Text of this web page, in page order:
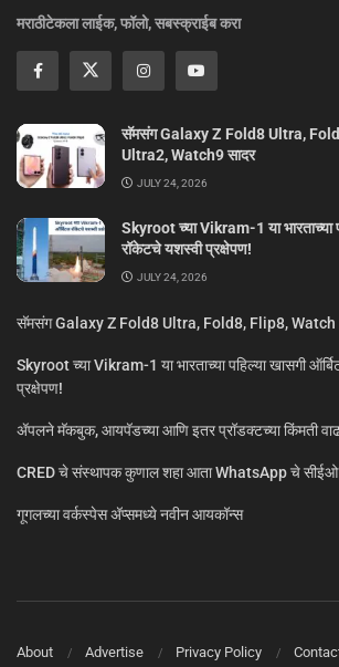
मराठीटेकला लाईक, फॉलो, सबस्क्राईब करा
सॅमसंग Galaxy Z Fold8 Ultra,
Ultra2, Watch9 सादर
JULY 24, 2026
Skyroot च्या Vikram-1 या भारताच्या
रॉकेटचे यशस्वी प्रक्षेपण!
JULY 24, 2026
सॅमसंग Galaxy Z Fold8 Ultra, Fold8, Flip8, Watch
Skyroot च्या Vikram-1 या भारताच्या पहिल्या खासगी
प्रक्षेपण!
ॲपलने मॅकबुक, आयपॅडच्या आणि इतर प्रॉडक्टच्या किंमती
CRED चे संस्थापक कुणाल शहा आता WhatsApp चे
गूगलच्या वर्कस्पेस अ‍ॅप्समध्ये नवीन आयकॉन्स
About Advertise Privacy Policy